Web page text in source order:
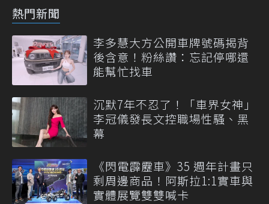
熱門新聞
李多慧大方公開車牌號碼揭背
後含意！粉絲讚：忘記停哪還
能幫忙找車
沉默7年不忍了！「車界女神」
李冠儀發長文控職場性騷、黑
幕
《閃電霹靂車》35 週年計畫只
剩周邊商品！阿斯拉1:1實車與
實體展覽雙雙喊卡